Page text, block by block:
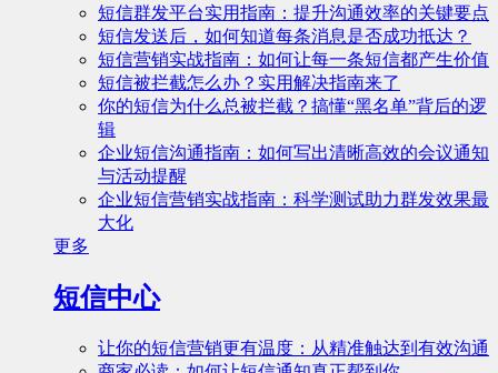
短信群发平台实用指南：提升沟通效率的关键要点
短信发送后，如何知道每条消息是否成功抵达？
短信营销实战指南：如何让每一条短信都产生价值
短信被拦截怎么办？实用解决指南来了
你的短信为什么总被拦截？搞懂“黑名单”背后的逻
辑
企业短信沟通指南：如何写出清晰高效的会议通知
与活动提醒
企业短信营销实战指南：科学测试助力群发效果最
大化
更多
短信中心
让你的短信营销更有温度：从精准触达到有效沟通